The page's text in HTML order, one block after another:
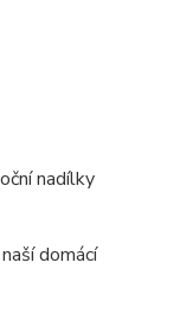
nadílky
domácí